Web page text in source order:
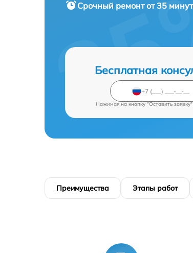
Срочный ремонт от 35 минут
Бесплатная
Нажимая на кнопку "Оставить
Преимущества Этапы работ